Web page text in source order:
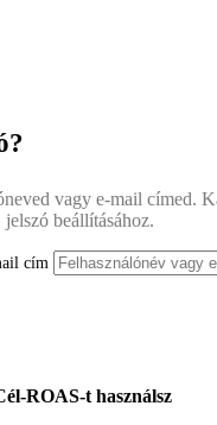
vagy e-mail címed.
beállításához.
cím
ROAS-t használsz